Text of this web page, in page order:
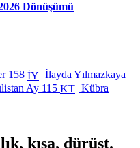
Dönüşümü
158 İY İlayda Yılmazkaya
Ay 115 KT Kübra
kısa, dürüst.